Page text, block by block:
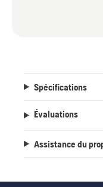
Spécifications
Évaluations
Assistance du